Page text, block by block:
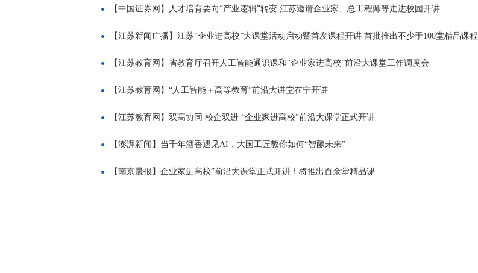
【中国证券网】人才培育要向“产业逻辑”转变 江苏邀请企业家、总工程师等走进校园开讲
【江苏新闻广播】江苏“企业进高校”大课堂活动启动暨首发课程开讲 首批推出不少于100堂精品课程
【江苏教育网】省教育厅召开人工智能通识课和“企业家进高校”前沿大课堂工作调度会
【江苏教育网】“人工智能＋高等教育”前沿大讲堂在宁开讲
【江苏教育网】双高协同 校企双进 “企业家进高校”前沿大课堂正式开讲
【澎湃新闻】当千年酒香遇见AI，大国工匠教你如何“智酿未来”
【南京晨报】企业家进高校”前沿大课堂正式开讲！将推出百余堂精品课